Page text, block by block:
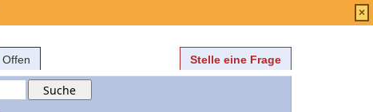
Offen Stelle eine Frage
×